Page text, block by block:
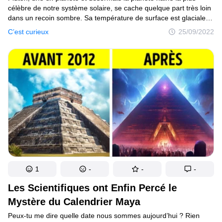
C’est curieux 25/09/2022
célèbre de notre système solaire, se cache quelque part très loin
dans un recoin sombre. Sa température de surface est glaciale,
avec un stupéfiant −230°C ! À première vue, ce n’est qu’un corps
céleste lointain, glacé et stérile. Mais est-ce que Pluton pourrait
cacher quelque chose d’intéressant ? Peut-être même la vie ?
Les scientifiques ont découvert que, malgré le fait qu’elle soit
si loin du Soleil, son intérieur est toujours chaud. Il en est ainsi
depuis que Pluton s’est formée. Sous son atmosphère brumeuse,
il y a une surface glaciale pleine de cratères et de glace d’eau
impure. Il y a aussi un grand bassin d’impact inondé d’azote gelé.
Les Scientifiques ont Enfin Percé le
Mystère du Calendrier Maya
Peux-tu me dire quelle date nous sommes aujourd’hui ? Rien
1 - - -